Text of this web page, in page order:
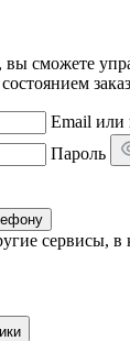
вы сможете
Email
Пароль
сервисы,